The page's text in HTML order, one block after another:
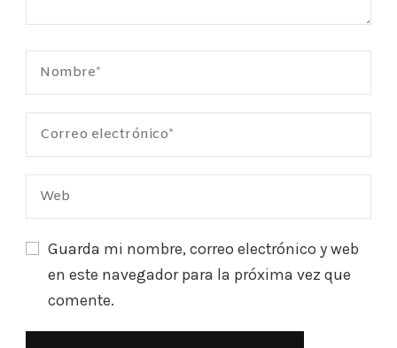
Guarda mi nombre, correo electrónico y web
en este navegador para la próxima vez que
comente.